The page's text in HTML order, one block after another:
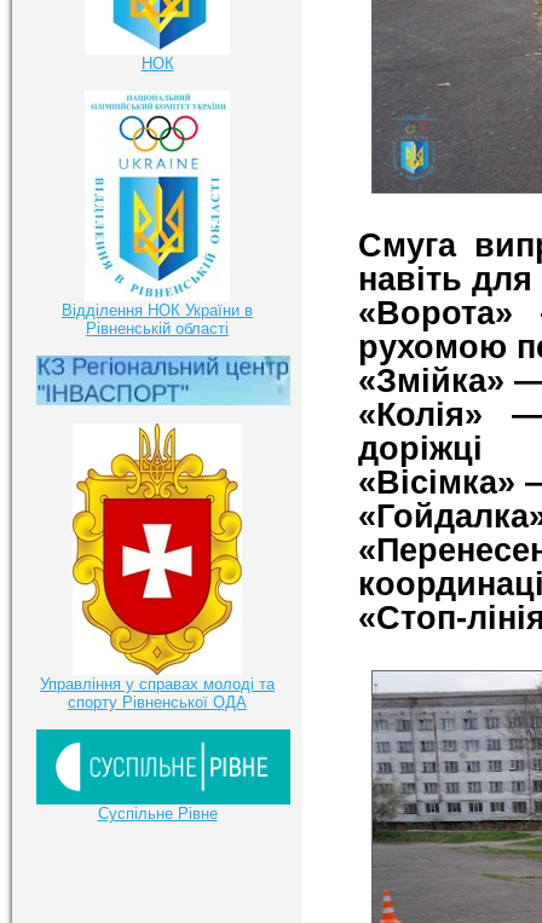
Смуга
навіть
рухомою
«Змійка»
«Колія»
доріжці
«Вісімка»
«Стоп-
НОК
Відділення НОК України в
Рівненській області
Управління у справах молоді та
спорту Рівненської ОДА
Суспільне Рівне